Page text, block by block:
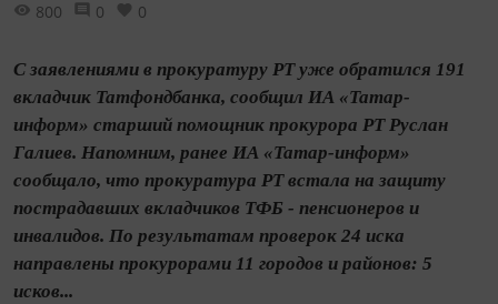
800 0 0
С заявлениями в прокуратуру РТ уже обратился 191
вкладчик Татфондбанка, сообщил ИА «Татар-
информ» старший помощник прокурора РТ Руслан
Галиев. Напомним, ранее ИА «Татар-информ»
сообщало, что прокуратура РТ встала на защиту
пострадавших вкладчиков ТФБ - пенсионеров и
инвалидов. По результатам проверок 24 иска
направлены прокурорами 11 городов и районов: 5
исков...